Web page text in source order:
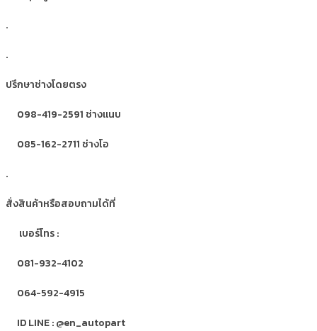
.
.
ปรึกษาช่างโดยตรง
098-419-2591 ช่างแนบ
085-162-2711 ช่างโอ
.
สั่งสินค้าหรือสอบถามได้ที่
เบอร์โทร :
081-932-4102
064-592-4915
ID LINE : @en_autopart